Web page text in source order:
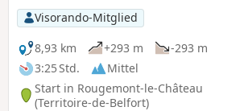
Visorando-Mitglied
8,93 km
+293 m
-293 m
3:25 Std.
Mittel
Start in Rougemont-le-Château
(Territoire-de-Belfort)